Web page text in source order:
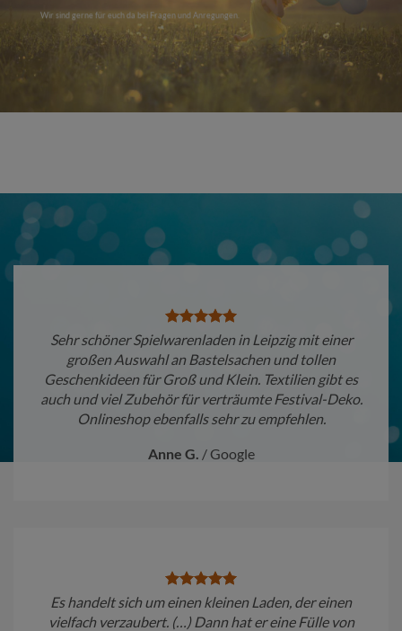
Wir sind gerne für euch da bei Fragen und Anregungen.
Sehr schöner Spielwarenladen in Leipzig mit einer
großen Auswahl an Bastelsachen und tollen
Geschenkideen für Groß und Klein. Textilien gibt es
auch und viel Zubehör für verträumte Festival-Deko.
Onlineshop ebenfalls sehr zu empfehlen.
Anne G. / Google
Es handelt sich um einen kleinen Laden, der einen
vielfach verzaubert. (…) Dann hat er eine Fülle von